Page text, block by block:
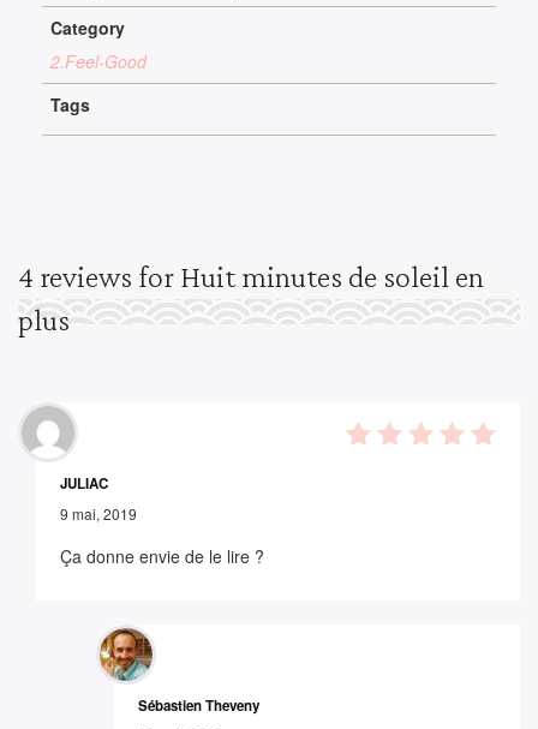
Category
2.Feel-Good
Tags
4 reviews for Huit minutes de soleil en
plus
JULIAC
9 mai, 2019
Ça donne envie de le lire ?
Sébastien Theveny